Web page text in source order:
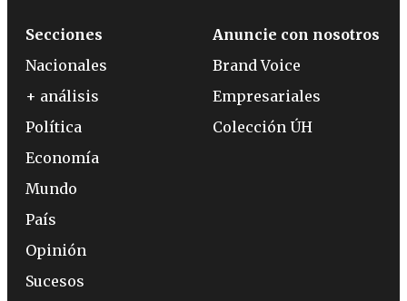
Secciones
Nacionales
+ análisis
Política
Economía
Mundo
País
Opinión
Sucesos
Anuncie con nosotros
Brand Voice
Empresariales
Colección ÚH